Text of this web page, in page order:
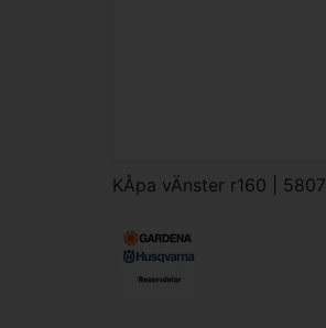
KÅpa vÄnster r160 |